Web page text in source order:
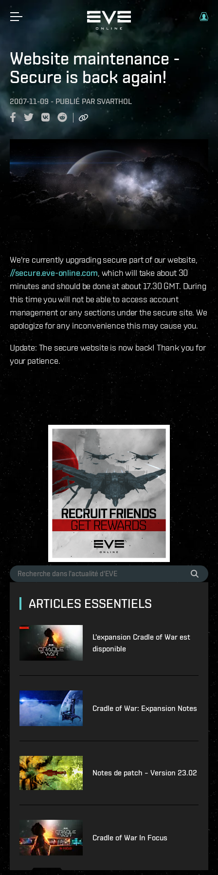
Website maintenance -
Secure is back again!
2007-11-09 - PUBLIÉ PAR SVARTHOL
We're currently upgrading secure part of our website,
//secure.eve-online.com, which will take about 30
minutes and should be done at about 17.30 GMT. During
this time you will not be able to access account
management or any sections under the secure site. We
apologize for any inconvenience this may cause you.
Update: The secure website is now back! Thank you for
your patience.
ARTICLES ESSENTIELS
L'expansion Cradle of War est
disponible
Cradle of War: Expansion Notes
Notes de patch – Version 23.02
Cradle of War In Focus